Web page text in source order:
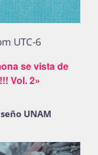
se vista de
Vol. 2»
UTC-6
UNAM